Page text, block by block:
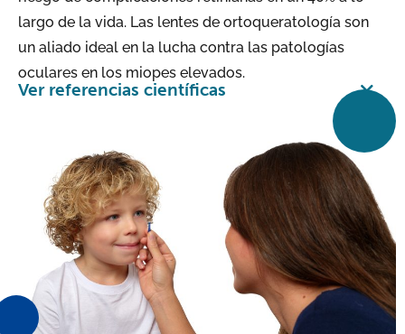
largo de la vida. Las lentes de ortoqueratología son
un aliado ideal en la lucha contra las patologías
oculares en los miopes elevados.
Ver referencias científicas